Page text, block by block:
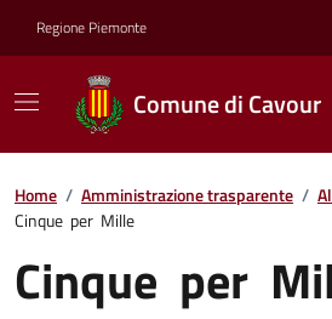
Regione Piemonte
Comune di Cavour
Home / Amministrazione trasparente /
Cinque per Mille
Cinque per